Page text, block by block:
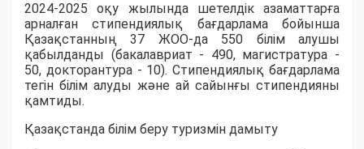
2024-2025 оқу жылында шетелдік азаматтарға
арналған стипендиялық бағдарлама бойынша
Қазақстанның 37 ЖОО-да 550 білім алушы
қабылданды (бакалавриат - 490, магистратура -
50, докторантура - 10). Стипендиялық бағдарлама
тегін білім алуды және ай сайынғы стипендияны
қамтиды.
Қазақстанда білім беру туризмін дамыту